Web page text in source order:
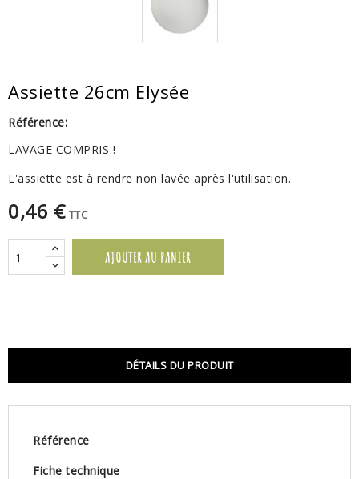
Assiette 26cm Elysée
Référence:
LAVAGE COMPRIS !
L'assiette est à rendre non lavée après l'utilisation.
0,46 € TTC
AJOUTER AU PANIER
DÉTAILS DU PRODUIT
Référence
Fiche technique